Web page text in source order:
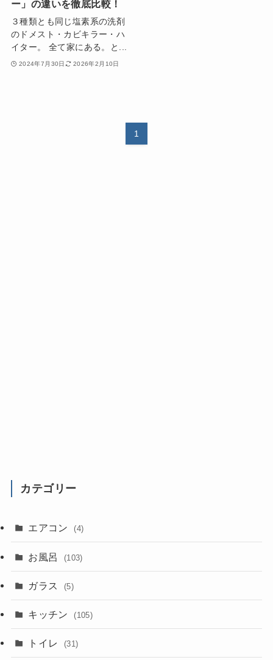
ー」の違いを徹底比較！
３種類とも同じ塩素系の洗剤
のドメスト・カビキラー・ハ
イター。 全て家にある。と...
2024年7月30日 2026年2月10日
1
カテゴリー
エアコン (4)
お風呂 (103)
ガラス (5)
キッチン (105)
トイレ (31)